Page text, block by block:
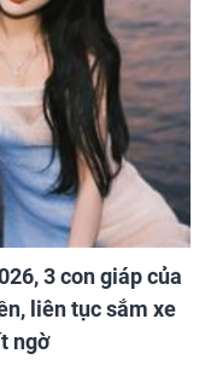
3 con giáp của
liên tục sắm xe
ngờ